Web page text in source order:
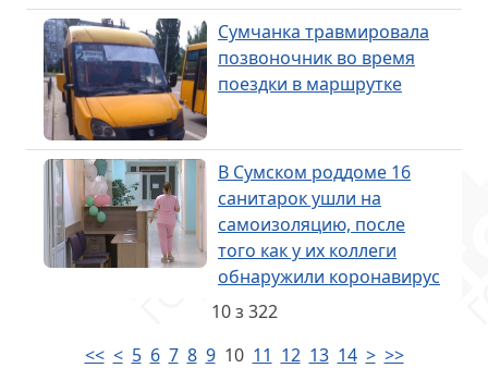
Сумчанка травмировала
позвоночник во время
поездки в маршрутке
В Сумском роддоме 16
санитарок ушли на
самоизоляцию, после
того как у их коллеги
обнаружили коронавирус
10 з 322
<< < 5 6 7 8 9 10 11 12 13 14 > >>